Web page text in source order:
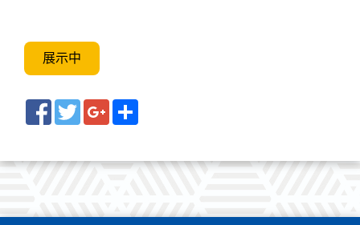
展示中
FacebookTwitterGoogle+